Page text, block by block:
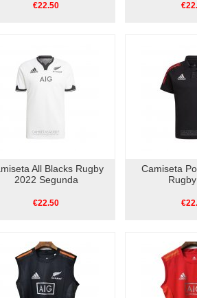
€22.50
All Blacks Rugby
2022 Segunda
€22.50
Camiseta